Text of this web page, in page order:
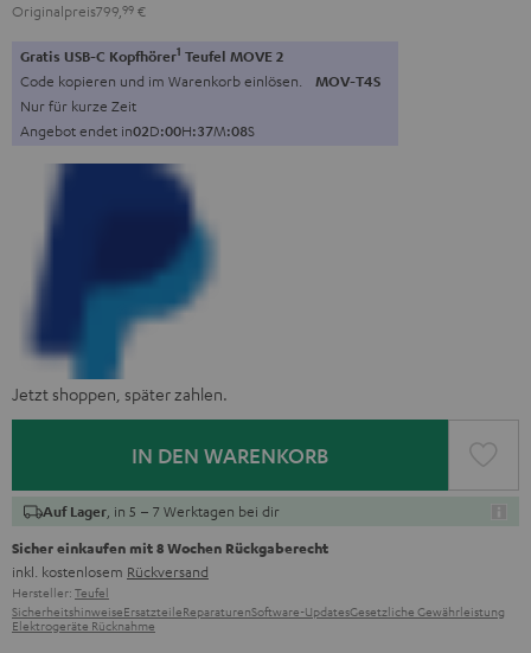
Originalpreis799, 99 €
Gratis USB-C Kopfhörer1 Teufel MOVE 2
Code kopieren und im Warenkorb einlösen. MOV-T4S
Nur für kurze Zeit
Angebot endet in02D:00H:37M:06S
Jetzt shoppen, später zahlen.
IN DEN WARENKORB
Auf Lager , in 5 – 7 Werktagen bei dir
Sicher einkaufen mit 8 Wochen Rückgaberecht
inkl. kostenlosem Rückversand
Hersteller: Teufel
SicherheitshinweiseErsatzteileReparaturenSoftware-UpdatesGesetzliche Gewährleistung
Elektrogeräte Rücknahme